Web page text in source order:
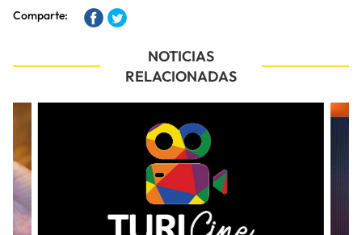
Comparte:
NOTICIAS
RELACIONADAS